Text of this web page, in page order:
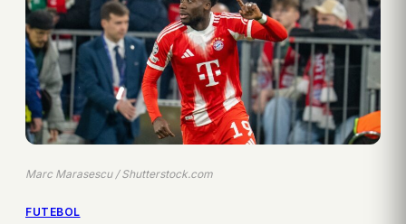
Marc Marasescu / Shutterstock.com
FUTEBOL